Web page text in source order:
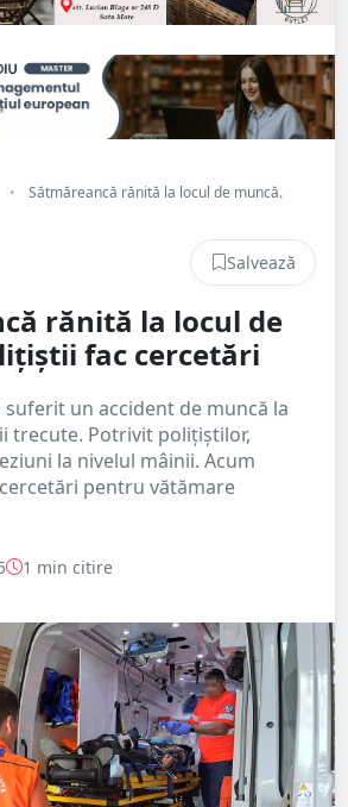
•
Sătmăreancă rănită la locul de muncă.
Salvează
rănită la locul de
fac cercetări
suferit un accident de muncă la
trecute. Potrivit polițiștilor,
la nivelul mâinii. Acum
pentru vătămare
1 min citire